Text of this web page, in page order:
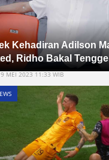
Kehadiran Adilson
Ridho Bakal
MEI 2023 11:33 WIB